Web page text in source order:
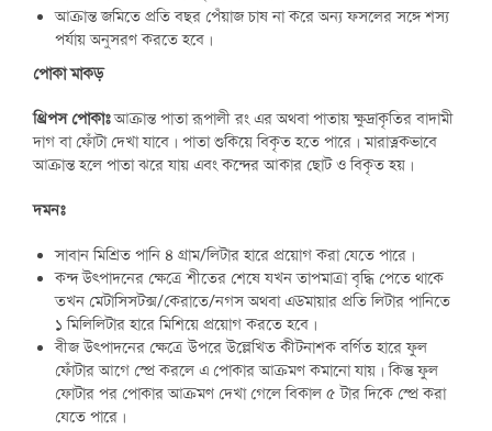
আক্রান্ত জমিতে প্রতি বছর পেঁয়াজ চাষ না করে অন্য ফসলের সঙ্গে শস্য
পর্যায় অনুসরণ করতে হবে।
পোকা মাকড়
থ্রিপস পোকাঃআক্রান্ত পাতা রূপালী রং এর অথবা পাতায় ক্ষুদ্রাকৃতির বাদামী
দাগ বা ফোঁটা দেখা যাবে। পাতা শুকিয়ে বিকৃত হতে পারে। মারাত্নকভাবে
আক্রান্ত হলে পাতা ঝরে যায় এবং কন্দের আকার ছোট ও বিকৃত হয়।
দমনঃ
সাবান মিশ্রিত পানি ৪ গ্রাম/লিটার হারে প্রয়োগ করা যেতে পারে।
কন্দ উৎপাদনের ক্ষেত্রে শীতের শেষে যখন তাপমাত্রা বৃদ্ধি পেতে থাকে
তখন মেটাসিসটক্স/কেরাতে/নগস অথবা এডমায়ার প্রতি লিটার পানিতে
১ মিলিলিটার হারে মিশিয়ে প্রয়োগ করতে হবে।
বীজ উৎপাদনের ক্ষেত্রে উপরে উল্লেখিত কীটনাশক বর্ণিত হারে ফুল
ফোঁটার আগে স্প্রে করলে এ পোকার আক্রমণ কমানো যায়। কিন্তু ফুল
ফোটার পর পোকার আক্রমণ দেখা গেলে বিকাল ৫ টার দিকে স্প্রে করা
যেতে পারে।